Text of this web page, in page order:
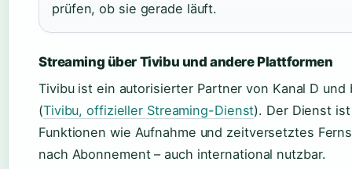
prüfen, ob sie gerade läuft.
Streaming über Tivibu und andere Plattformen
Tivibu ist ein autorisierter Partner von Kanal D
(Tivibu, offizieller Streaming-Dienst). Der Dienst
Funktionen wie Aufnahme und zeitversetztes
nach Abonnement – auch international nutzbar.